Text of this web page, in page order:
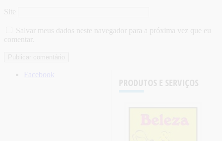
Site
Salvar meus dados neste navegador para a próxima vez que eu
comentar.
PRODUTOS E SERVIÇOS
Facebook